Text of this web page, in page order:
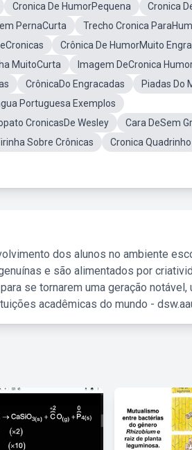
Cronica De HumorPequena
Cronica
PernaCurta
Trecho Cronica
Crônica De HumorMuito
MuitoCurta
Imagem DeCronica
CrônicaDo Engracadas
Piadas Do
Portuguesa Exemplos
CronicasDe Wesley
Cara DeSem
Sobre Crônicas
Cronica Quadrinho
dos alunos no ambiente
e são alimentados por
se tornarem uma geração
acadêmicas do mundo -